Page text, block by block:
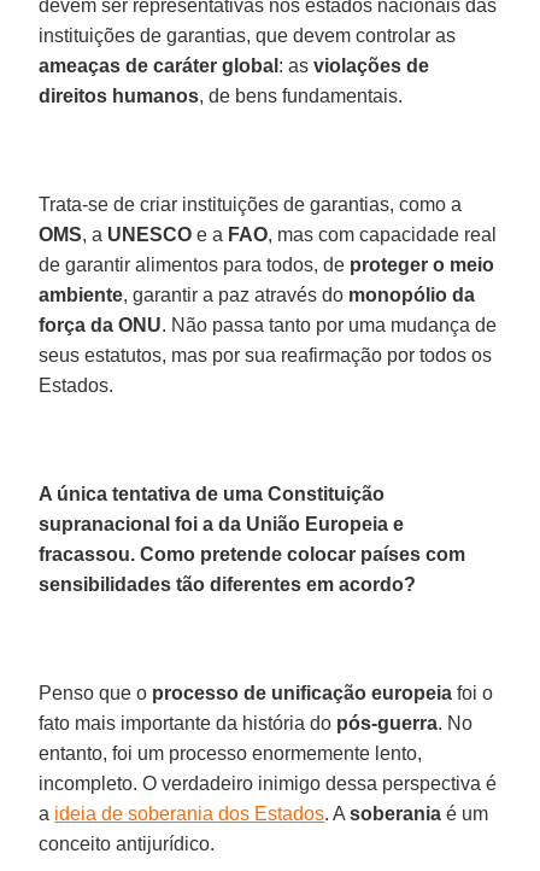
devem ser representativas nos estados nacionais das
instituições de garantias, que devem controlar as
ameaças de caráter global : asviolações de
direitos humanos, de bens fundamentais.
Trata-se de criar instituições de garantias, como a
OMS, a UNESCO e a FAO, mas com capacidade real
de garantir alimentos para todos, de proteger o meio
ambiente, garantir a paz através do monopólio da
força da ONU. Não passa tanto por uma mudança de
seus estatutos, mas por sua reafirmação por todos os
Estados.
A única tentativa de uma Constituição
supranacional foi a da União Europeia e
fracassou. Como pretende colocar países com
sensibilidades tão diferentes em acordo?
Penso que o processo de unificação europeia foi o
fato mais importante da história do pós-guerra. No
entanto, foi um processo enormemente lento,
incompleto. O verdadeiro inimigo dessa perspectiva é
a ideia de soberania dos Estados. Asoberania é um
conceito antijurídico.